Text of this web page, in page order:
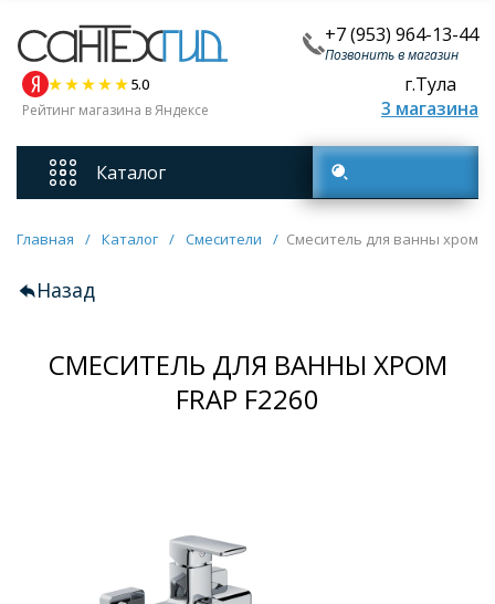
+7 (953) 964-13-44
Позвонить в магазин
5.0
Рейтинг магазина в Яндексе
г.Тула
3 магазина
Каталог
Смесители
Унитазы
Мебель для ванных комнат
Главная / Каталог / Смесители / Смеситель для ванны хром
Назад
СМЕСИТЕЛЬ ДЛЯ ВАННЫ ХРОМ
FRAP F2260